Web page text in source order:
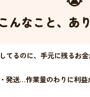
こんなこと、あ
てるのに、手元に残るお
発送…作業量のわりに利益